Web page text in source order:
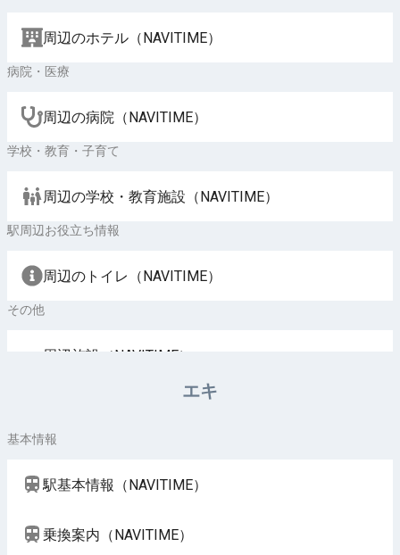
周辺のホテル（NAVITIME）
病院・医療
周辺の病院（NAVITIME）
学校・教育・子育て
周辺の学校・教育施設（NAVITIME）
駅周辺お役立ち情報
周辺のトイレ（NAVITIME）
その他
周辺施設（NAVITIME）
エキ
基本情報
駅基本情報（NAVITIME）
乗換案内（NAVITIME）